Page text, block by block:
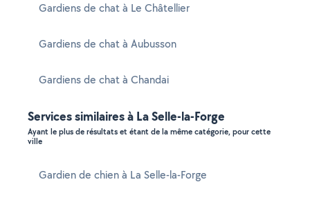
Gardiens de chat à Le Châtellier
Gardiens de chat à Aubusson
Gardiens de chat à Chandai
Services similaires à La Selle-la-Forge
Ayant le plus de résultats et étant de la même catégorie, pour cette
ville
Gardien de chien à La Selle-la-Forge